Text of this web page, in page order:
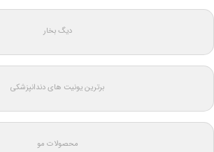
دیگ بخار
برترین یونیت های دندانپزشکی
محصولات مو